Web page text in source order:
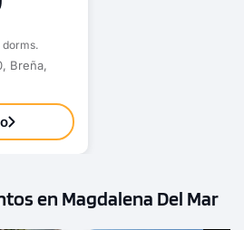
dorms.
Breña,
en Magdalena Del Mar